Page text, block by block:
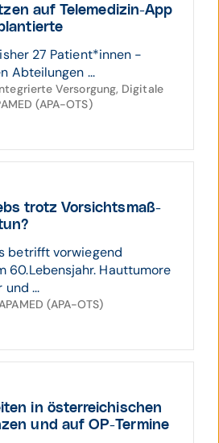
auf Tele­medizin-App
27 Patient*innen -
Abteilungen ...
Versorgung, Digitale
(APA-OTS)
trotz Vor­sichts­maß­
betrifft vorwiegend
60.Lebensjahr. Hauttumore
...
(APA-OTS)
in öster­reichi­schen
und auf OP-Termine